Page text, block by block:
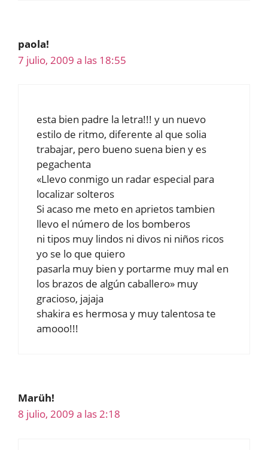
paola!
7 julio, 2009 a las 18:55
esta bien padre la letra!!! y un nuevo
estilo de ritmo, diferente al que solia
trabajar, pero bueno suena bien y es
pegachenta
«Llevo conmigo un radar especial para
localizar solteros
Si acaso me meto en aprietos tambien
llevo el número de los bomberos
ni tipos muy lindos ni divos ni niños ricos
yo se lo que quiero
pasarla muy bien y portarme muy mal en
los brazos de algún caballero» muy
gracioso, jajaja
shakira es hermosa y muy talentosa te
amooo!!!
Marüh!
8 julio, 2009 a las 2:18